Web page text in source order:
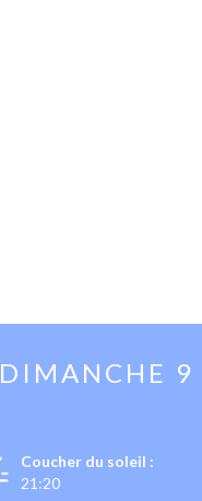
DIMANCHE 9
Coucher du soleil :
21:20